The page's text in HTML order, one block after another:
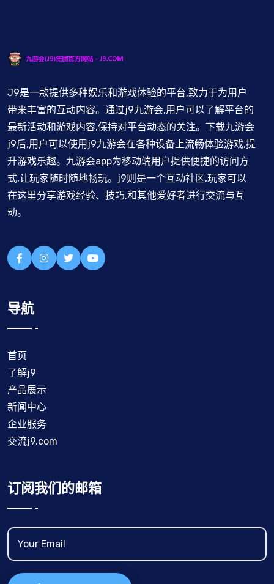
J9是一款提供多种娱乐和游戏体验的平台,致力于为用户
带来丰富的互动内容。通过j9九游会,用户可以了解平台的
最新活动和游戏内容,保持对平台动态的关注。下载九游会
j9后,用户可以使用j9九游会在各种设备上流畅体验游戏,提
升游戏乐趣。九游会app为移动端用户提供便捷的访问方
式,让玩家随时随地畅玩。j9则是一个互动社区,玩家可以
在这里分享游戏经验、技巧,和其他爱好者进行交流与互
动。
导航
首页
了解j9
产品展示
新闻中心
企业服务
交流j9.com
订阅我们的邮箱